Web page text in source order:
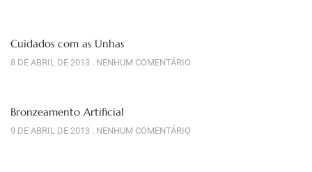
Cuidados com as Unhas
8 DE ABRIL DE 2013 NENHUM COMENTÁRIO
Bronzeamento Artificial
9 DE ABRIL DE 2013 NENHUM COMENTÁRIO